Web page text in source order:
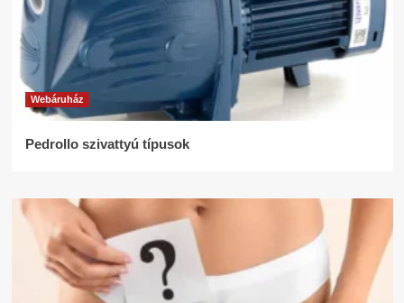
Webáruház
Pedrollo szivattyú típusok